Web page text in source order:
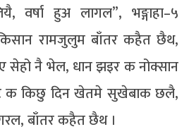
वर्षा हुअ लागल”, भङ्गाहा–५
किसान रामजुलुम बाँतर कहैत छैथ,
सेहो नै भेल, धान झइर क नोक्सान
क किछु दिन खेतमे सुखेबाक छलै,
बाँतर कहैत छैथ ।